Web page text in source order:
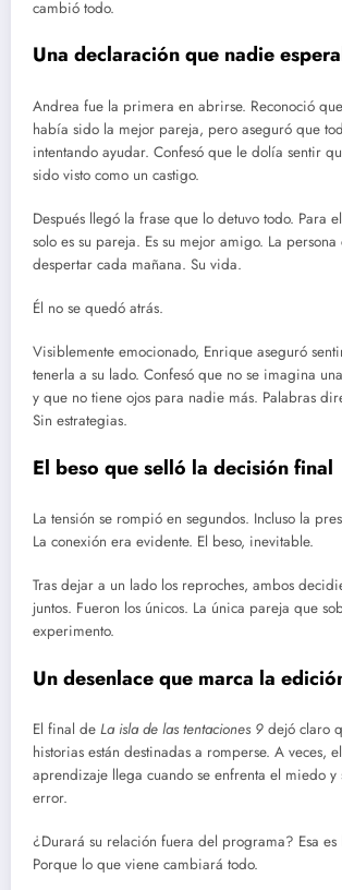
cambió todo.
Una declaración que nadie
Andrea fue la primera en abrirse. Reconoció
había sido la mejor pareja, pero aseguró que
intentando ayudar. Confesó que le dolía sentir
sido visto como un castigo.
Después llegó la frase que lo detuvo todo. Para
solo es su pareja. Es su mejor amigo. La
despertar cada mañana. Su vida.
Él no se quedó atrás.
Visiblemente emocionado, Enrique aseguró
tenerla a su lado. Confesó que no se imagina
y que no tiene ojos para nadie más. Palabras
Sin estrategias.
El beso que selló la decisión final
La tensión se rompió en segundos. Incluso la
La conexión era evidente. El beso, inevitable.
Tras dejar a un lado los reproches, ambos
juntos. Fueron los únicos. La única pareja que
experimento.
Un desenlace que marca la
El final de La isla de las tentaciones 9 dejó claro
historias están destinadas a romperse. A veces,
aprendizaje llega cuando se enfrenta el miedo y
error.
¿Durará su relación fuera del programa? Esa
Porque lo que viene cambiará todo.